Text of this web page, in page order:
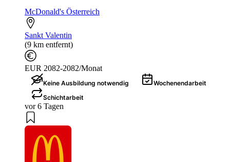
McDonald's Österreich
Sankt Valentin
(9 km entfernt)
EUR 2082-2082/Monat
Keine Ausbildung notwendig
Wochenendarbeit
Schichtarbeit
vor 6 Tagen